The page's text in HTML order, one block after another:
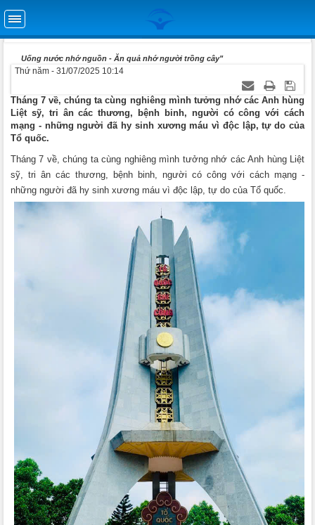
Uống nước nhớ nguồn - Ăn quả nhớ người trồng cây"
Thứ năm - 31/07/2025 10:14
Tháng 7 về, chúng ta cùng nghiêng mình tưởng nhớ các Anh hùng
Liệt sỹ, tri ân các thương, bệnh binh, người có công với cách
mạng - những người đã hy sinh xương máu vì độc lập, tự do của
Tổ quốc.
Tháng 7 về, chúng ta cùng nghiêng mình tưởng nhớ các Anh hùng Liệt
sỹ, tri ân các thương, bệnh binh, người có công với cách mạng -
những người đã hy sinh xương máu vì độc lập, tự do của Tổ quốc.